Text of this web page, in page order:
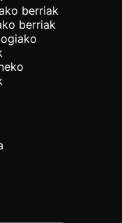
berriak
berriak